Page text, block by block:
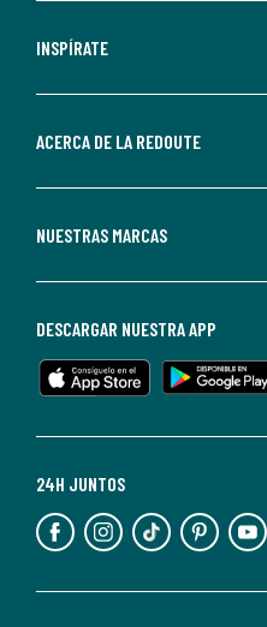
INSPÍRATE
ACERCA DE LA REDOUTE
NUESTRAS MARCAS
24H JUNTOS
DESCARGAR NUESTRA APP